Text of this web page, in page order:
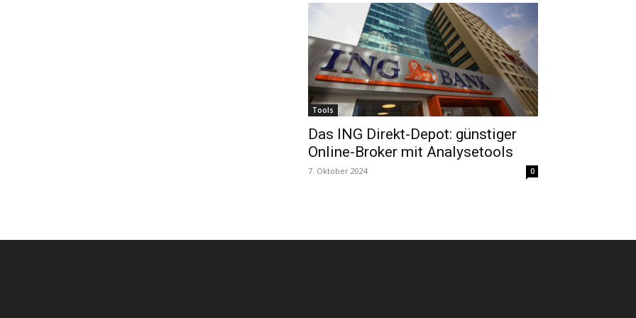
Tools
Das ING Direkt-Depot: günstiger
Online-Broker mit Analysetools
7. Oktober 2024 0